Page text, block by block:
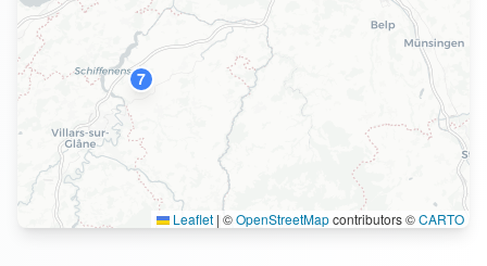
7
Leaflet | ©OpenStreetMapcontributors ©CARTO